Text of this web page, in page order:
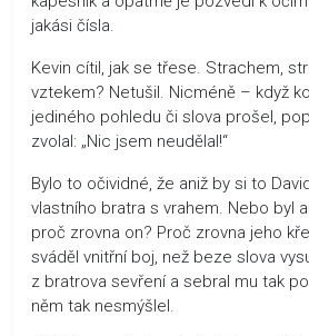
jakási čísla.
Kevin cítil, jak se třese. Strachem,
vztekem? Netušil. Nicméně – když
jediného pohledu či slova prošel,
zvolal: „Nic jsem neudělal!“
Bylo to očividné, že aniž by si to
vlastního bratra s vrahem. Nebo byl
proč zrovna on? Proč zrovna jeho
sváděl vnitřní boj, než beze slova
z bratrova sevření a sebral mu tak
něm tak nesmýšlel.